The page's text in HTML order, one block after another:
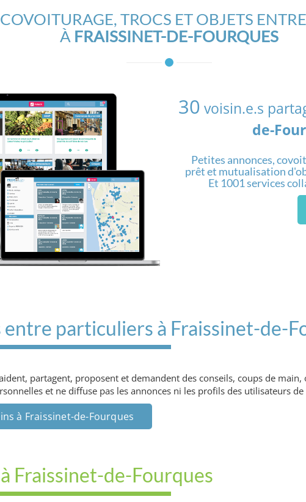
TROCS ET OBJETS
À FRAISSINET-DE-FOURQUES
30 voisin.e.s
de-
Petites annonces,
prêt et mutualisation
Et 1001 services
particuliers à Fraissinet-de-
partagent, proposent et demandent des conseils, coups de main,
et ne diffuse pas les annonces ni les profils des utilisateurs
à Fraissinet-de-Fourques
Fraissinet-de-Fourques